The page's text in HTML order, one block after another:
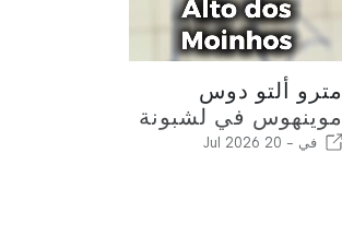
مترو ألتو دوس
موينهوس في لشبونة
في - 20 Jul 2026